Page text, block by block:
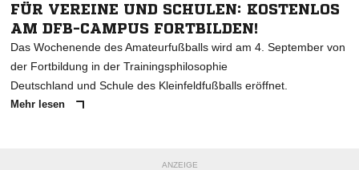
FÜR VEREINE UND SCHULEN: KOSTENLOS
AM DFB-CAMPUS FORTBILDEN!
Das Wochenende des Amateurfußballs wird am 4. September von
der Fortbildung in der Trainingsphilosophie
Deutschland und Schule des Kleinfeldfußballs eröffnet.
Mehr lesen
ANZEIGE